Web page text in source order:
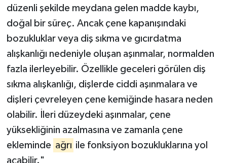
düzenli şekilde meydana gelen madde kaybı,
doğal bir süreç. Ancak çene kapanışındaki
bozukluklar veya diş sıkma ve gıcırdatma
alışkanlığı nedeniyle oluşan aşınmalar, normalden
fazla ilerleyebilir. Özellikle geceleri görülen diş
sıkma alışkanlığı, dişlerde ciddi aşınmalara ve
dişleri çevreleyen çene kemiğinde hasara neden
olabilir. İleri düzeydeki aşınmalar, çene
yüksekliğinin azalmasına ve zamanla çene
ekleminde ağrı ile fonksiyon bozukluklarına yol